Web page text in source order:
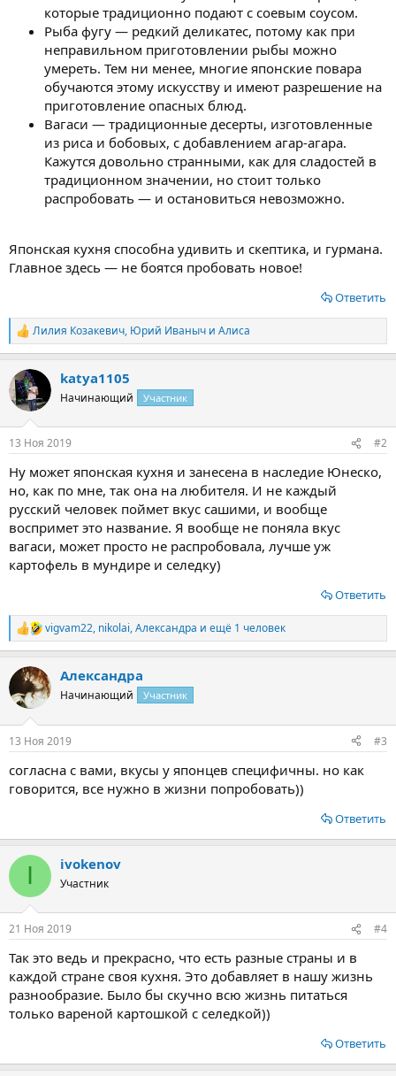
которые традиционно подают с соевым соусом.
Рыба фугу — редкий деликатес, потому как при
неправильном приготовлении рыбы можно
умереть. Тем ни менее, многие японские повара
обучаются этому искусству и имеют разрешение на
приготовление опасных блюд.
Вагаси — традиционные десерты, изготовленные
из риса и бобовых, с добавлением агар-агара.
Кажутся довольно странными, как для сладостей в
традиционном значении, но стоит только
распробовать — и остановиться невозможно.
Японская кухня способна удивить и скептика, и гурмана.
Главное здесь — не боятся пробовать новое!
Ответить
Р
е
к
ц
и
Лилия Козакевич, Юрий Иваныч и Алиса
katya1105
Начинающий Участник
13 Ноя 2019 #2
Ну может японская кухня и занесена в наследие Юнеско,
но, как по мне, так она на любителя. И не каждый
русский человек поймет вкус сашими, и вообще
воспримет это название. Я вообще не поняла вкус
вагаси, может просто не распробовала, лучше уж
картофель в мундире и селедку)
Ответить
Р
е
к
ц
и
vigvam22, nikolai,Александра и ещё 1 человек
Александра
Начинающий Участник
13 Ноя 2019 #3
согласна с вами, вкусы у японцев специфичны. но как
говорится, все нужно в жизни попробовать))
Ответить
I ivokenov
Участник
21 Ноя 2019 #4
Так это ведь и прекрасно, что есть разные страны и в
каждой стране своя кухня. Это добавляет в нашу жизнь
разнообразие. Было бы скучно всю жизнь питаться
только вареной картошкой с селедкой))
Ответить